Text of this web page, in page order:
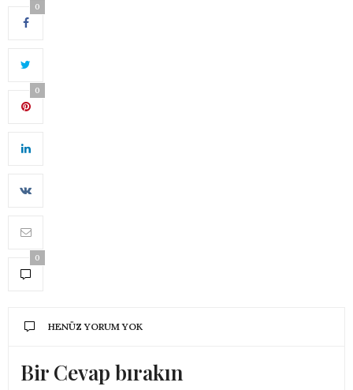
0
0
0
HENÜZ YORUM YOK
Bir Cevap bırakın